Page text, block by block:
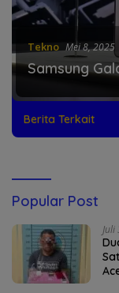
Tekno Mei 8, 2025
Samsung
Berita Terkait
Popular Post